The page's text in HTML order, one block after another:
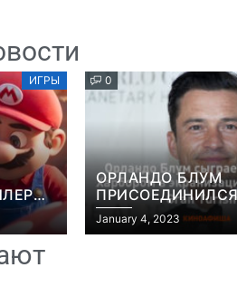
ИГРЫ 0
ОРЛАНДО БЛУМ
ЭКРАНИЗАЦИИ
GRAN TURISMO
January 4, 2023